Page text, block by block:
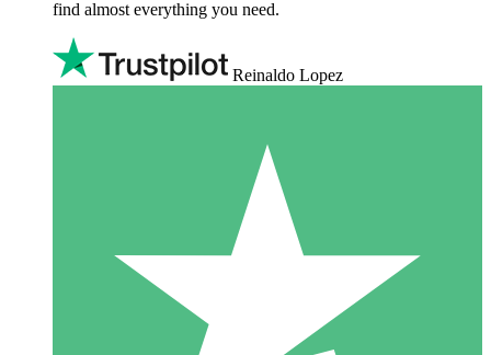
find almost everything you need.
Reinaldo Lopez